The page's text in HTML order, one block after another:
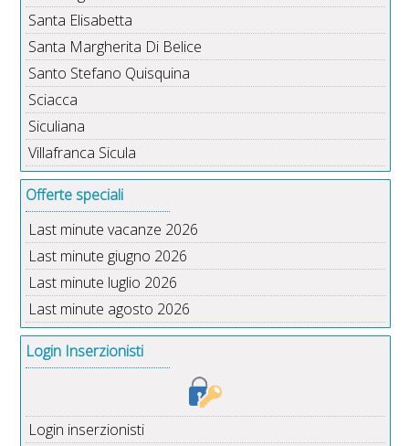
Santa Elisabetta
Santa Margherita Di Belice
Santo Stefano Quisquina
Sciacca
Siculiana
Villafranca Sicula
Offerte speciali
Last minute vacanze 2026
Last minute giugno 2026
Last minute luglio 2026
Last minute agosto 2026
Login Inserzionisti
Login inserzionisti